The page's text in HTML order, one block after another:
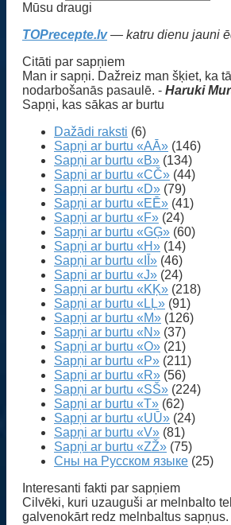
Mūsu draugi
TOPrecepte.lv— katru dienu jauni
Citāti par sapņiem
Man ir sapņi. Dažreiz man šķiet, ka
nodarbošanās pasaulē. - Haruki
Sapņi, kas sākas ar burtu
Dažādi raksti (6)
Sapņi ar burtu «AĀ» (146)
Sapņi ar burtu «B» (134)
Sapņi ar burtu «CČ» (44)
Sapņi ar burtu «D» (79)
Sapņi ar burtu «EĒ» (41)
Sapņi ar burtu «F» (24)
Sapņi ar burtu «GĢ» (60)
Sapņi ar burtu «H» (14)
Sapņi ar burtu «IĪ» (46)
Sapņi ar burtu «J» (24)
Sapņi ar burtu «KĶ» (218)
Sapņi ar burtu «LĻ» (91)
Sapņi ar burtu «M» (126)
Sapņi ar burtu «N» (37)
Sapņi ar burtu «O» (21)
Sapņi ar burtu «P» (211)
Sapņi ar burtu «R» (56)
Sapņi ar burtu «SŠ» (224)
Sapņi ar burtu «T» (62)
Sapņi ar burtu «UŪ» (24)
Sapņi ar burtu «V» (81)
Sapņi ar burtu «ZŽ» (75)
Сны на Русском языке (25)
Interesanti fakti par sapņiem
Cilvēki, kuri uzauguši ar melnbalto
galvenokārt redz melnbaltus sapņus.